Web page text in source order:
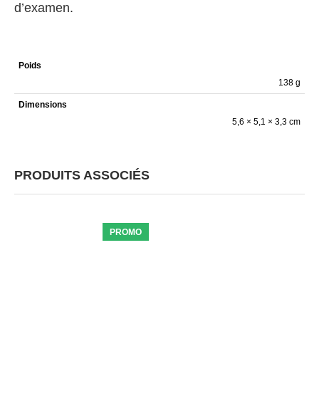
d’examen.
Poids
138 g
Dimensions
5,6 × 5,1 × 3,3 cm
PRODUITS ASSOCIÉS
PROMO